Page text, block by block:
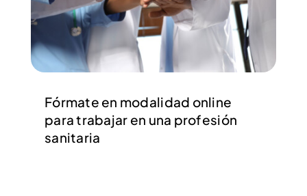
Fórmate en modalidad online
para trabajar en una profesión
sanitaria